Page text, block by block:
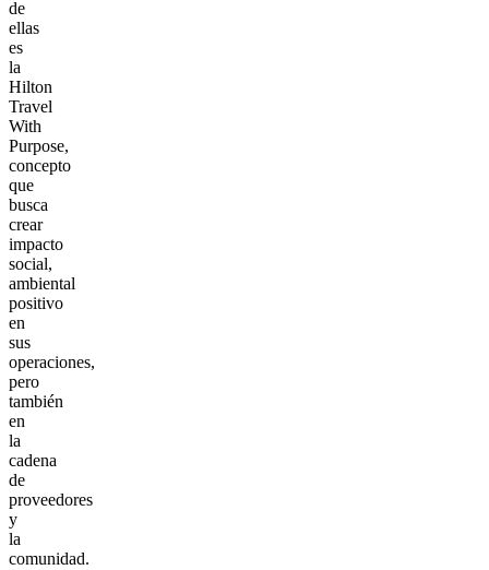
de
ellas
es
la
Hilton
Travel
With
Purpose,
concepto
que
busca
crear
impacto
social,
ambiental
positivo
en
sus
operaciones,
pero
también
en
la
cadena
de
proveedores
y
la
comunidad.